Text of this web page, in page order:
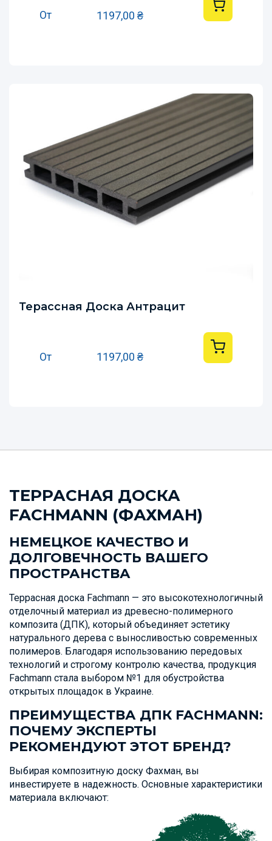
От 1197,00 ₴
Терассная Доска Антрацит
От 1197,00 ₴
ТЕРРАСНАЯ ДОСКА
FACHMANN (ФАХМАН)
НЕМЕЦКОЕ КАЧЕСТВО И
ДОЛГОВЕЧНОСТЬ ВАШЕГО
ПРОСТРАНСТВА
Террасная доска Fachmann — это высокотехнологичный
отделочный материал из древесно-полимерного
композита (ДПК), который объединяет эстетику
натурального дерева с выносливостью современных
полимеров. Благодаря использованию передовых
технологий и строгому контролю качества, продукция
Fachmann стала выбором №1 для обустройства
открытых площадок в Украине.
ПРЕИМУЩЕСТВА ДПК FACHMANN:
ПОЧЕМУ ЭКСПЕРТЫ
РЕКОМЕНДУЮТ ЭТОТ БРЕНД?
Выбирая композитную доску Фахман, вы
инвестируете в надежность. Основные характеристики
материала включают: